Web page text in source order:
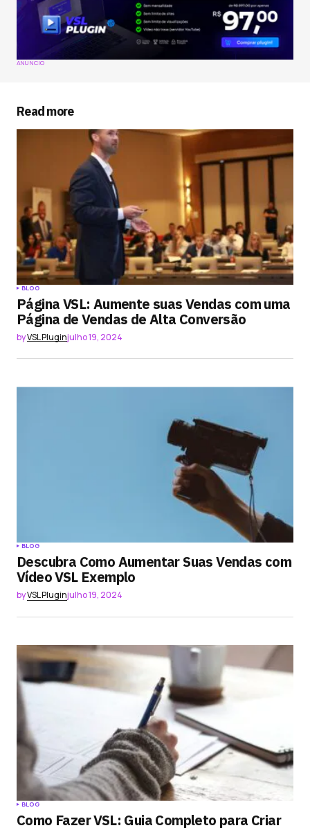
Your E-mail*
Submit Comment
ANÚNCIO
Read more
BLOG
Página VSL: Aumente suas Vendas com uma
Página de Vendas de Alta Conversão
byVSL Pluginjulho 19, 2024
BLOG
Descubra Como Aumentar Suas Vendas com
Vídeo VSL Exemplo
byVSL Pluginjulho 19, 2024
BLOG
Como Fazer VSL: Guia Completo para Criar